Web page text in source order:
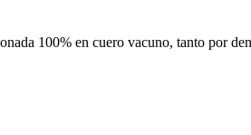
100% en cuero vacuno, tanto por